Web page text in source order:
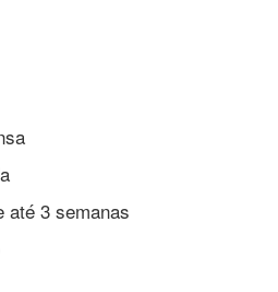
até 3 semanas